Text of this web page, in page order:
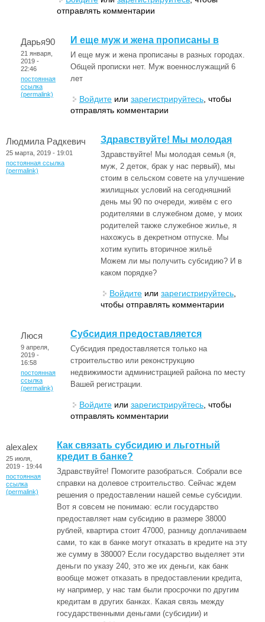
отправлять комментарии
Дарья90
21 января,
2019 -
22:46
постоянная
ссылка
(permalink)
И еще муж и жена прописаны в
И еще муж и жена прописаны в разных городах.
Общей прописки нет. Муж военнослужащий 6
лет
Войдите или зарегистрируйтесь , чтобы
отправлять комментарии
Людмила Радкевич
25 марта, 2019 - 19:01
постоянная ссылка
(permalink)
Здравствуйте! Мы молодая
Здравствуйте! Мы молодая семья (я,
муж, 2 деток, брак у нас первый), мы
стоим в сельском совете на улучшение
жилищных условий на сегодняшний
день мы 90 по очереди, живём с его
родителями в служебном доме, у моих
родителей также служебное жилье, я
нахожусь в декретном отпуске. Мы
хотим купить вторичное жильё
Можем ли мы получить субсидию? И в
каком порядке?
Войдите или зарегистрируйтесь
чтобы отправлять комментарии
Люся
9 апреля,
2019 -
16:58
постоянная
ссылка
(permalink)
Субсидия предоставляется
Субсидия предоставляется только на
строительство или реконструкцию
недвижимости администрацией района по месту
Вашей регистрации.
Войдите или зарегистрируйтесь , чтобы
отправлять комментарии
alexalex
25 июля,
2019 - 19:44
постоянная
ссылка
(permalink)
Как связать субсидию и льготный
кредит в банке?
Здравствуйте! Помогите разобраться. Собрали все
справки на долевое строительство. Сейчас ждем
решения о предоставлении нашей семье субсидии.
Вот я совсем не понимаю: если государство
предоставляет нам субсидию в размере 38000
рублей, квартира стоит 47000, разницу доплачиваем
сами, то как в банке могут отказать в кредите на эту
же сумму в 38000? Если государство выделяет эти
деньги по указу 240, это же их деньги, как банк
вообще может отказать в предоставлении кредита,
ну например, у нас там были просрочки по другим
кредитам в других банках. Какая связь между
государственными деньгами (субсидии) и